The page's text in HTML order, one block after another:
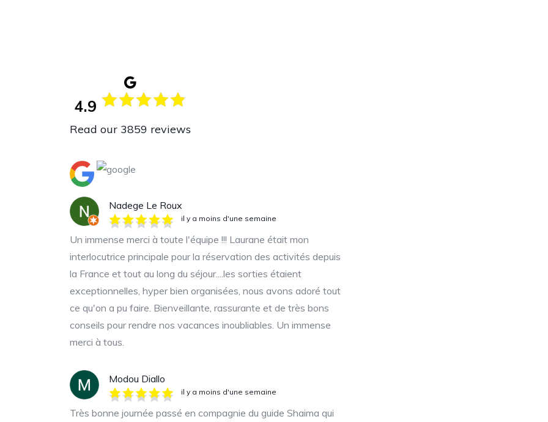
4.9
Read our 3859 reviews
Nadege Le Roux
il y a moins d'une semaine
Un immense merci à toute l'équipe !!! Laurane était mon
interlocutrice principale pour la réservation des activités depuis
la France et tout au long du séjour....les sorties étaient
exceptionnelles, hyper bien organisées, nous avons adoré tout
ce qu'on a pu faire. Bienveillante, rassurante et de très bons
conseils pour rendre nos vacances inoubliables. Un immense
merci à tous.
Modou Diallo
il y a moins d'une semaine
Très bonne journée passé en compagnie du guide Shaima qui